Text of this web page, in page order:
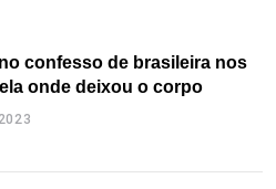
confesso de brasileira nos
onde deixou o corpo